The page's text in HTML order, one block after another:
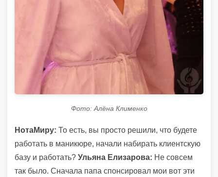
Фото: Алёна Клименко
НотаМиру: То есть, вы просто решили, что будете
работать в маникюре, начали набирать клиентскую
базу и работать? Ульяна Елизарова: Не совсем
так было. Сначала папа спонсировал мои вот эти